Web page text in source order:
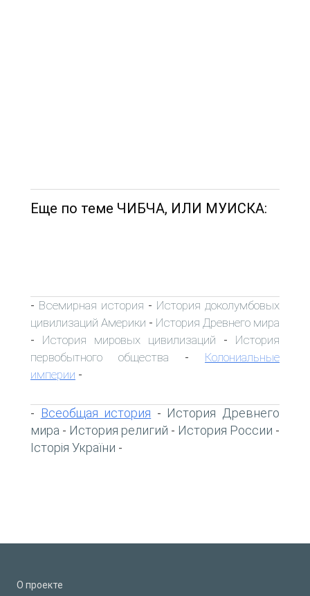
Еще по теме ЧИБЧА, ИЛИ МУИСКА:
- Всемирная история - История доколумбовых
цивилизаций Америки - История Древнего мира
- История мировых цивилизаций - История
первобытного общества - Колониальные
империи -
- Всеобщая история - История Древнего
мира - История религий - История России -
Історія України -
О проекте